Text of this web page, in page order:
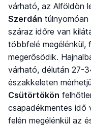
várható, az Alföldön
Szerdán
száraz időre van
többfelé megélénkül,
megerősödik.
várható, délután 27-
északkeleten
Csütörtökön
csapadékmentes idő
felén megélénkül az